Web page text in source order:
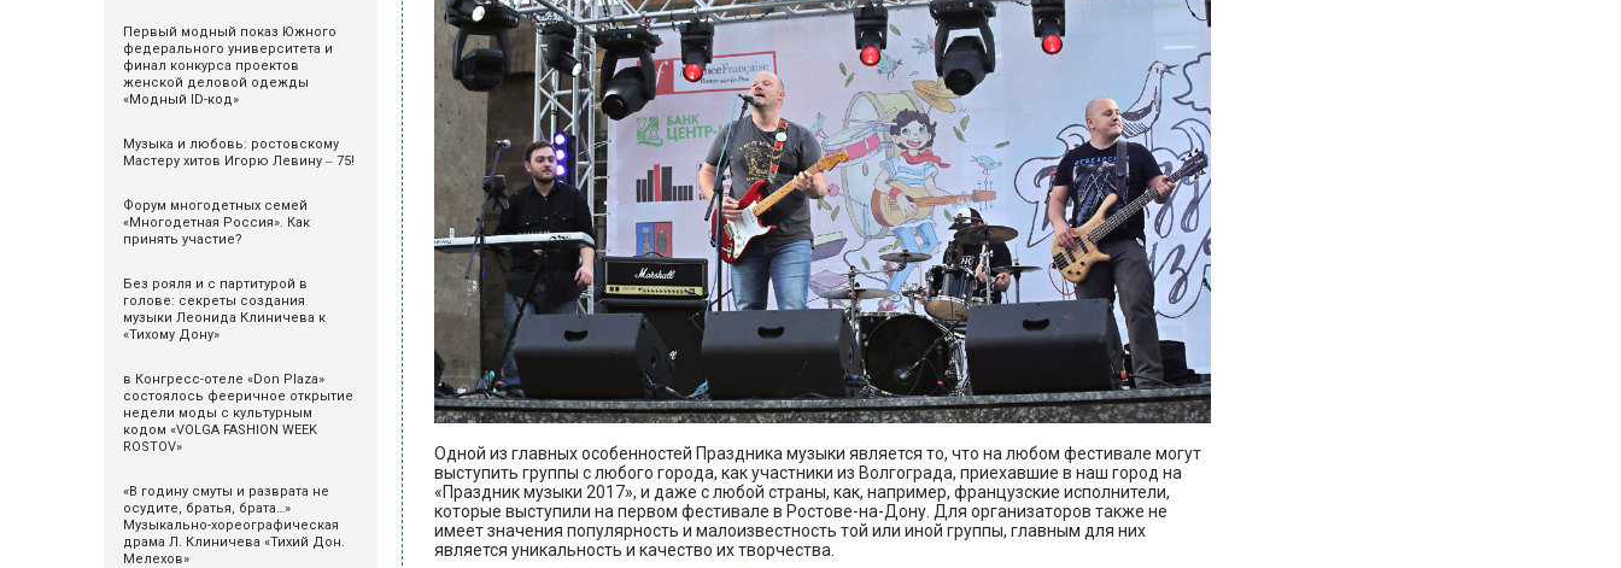
Первый модный показ Южного
федерального университета и
финал конкурса проектов
женской деловой одежды
«Модный ID-код»
Музыка и любовь: ростовскому
Мастеру хитов Игорю Левину ‒ 75!
Форум многодетных семей
«Многодетная Россия». Как
принять участие?
Без рояля и с партитурой в
голове: секреты создания
музыки Леонида Клиничева к
«Тихому Дону»
в Конгресс-отеле «Don Plaza»
состоялось фееричное открытие
недели моды с культурным
кодом «VOLGA FASHION WEEK
ROSTOV»
«В годину смуты и разврата не
осудите, братья, брата…»
Музыкально-хореографическая
драма Л. Клиничева «Тихий Дон.
Мелехов»
Одной из главных особенностей Праздника музыки является то, что на любом фестивале могут
выступить группы с любого города, как участники из Волгограда, приехавшие в наш город на
«Праздник музыки 2017», и даже с любой страны, как, например, французские исполнители,
которые выступили на первом фестивале в Ростове-на-Дону. Для организаторов также не
имеет значения популярность и малоизвестность той или иной группы, главным для них
является уникальность и качество их творчества.